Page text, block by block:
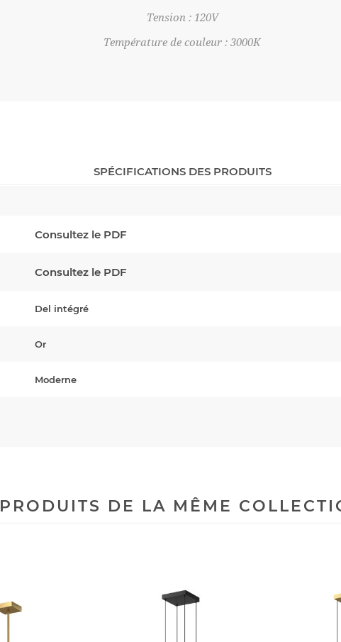
Tension : 120V
Température de couleur : 3000K
SPÉCIFICATIONS DES PRODUITS
Consultez le PDF
Consultez le PDF
Del intégré
Or
Moderne
PRODUITS DE LA MÊME